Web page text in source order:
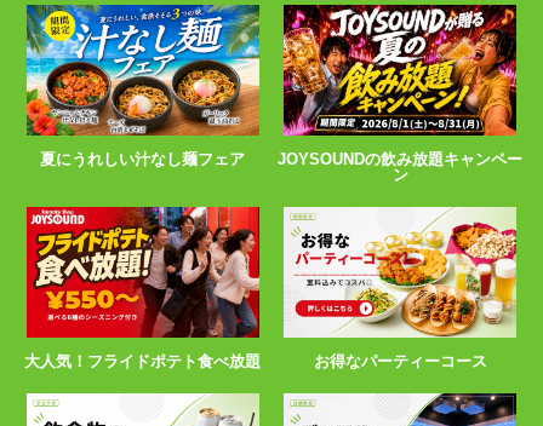
夏にうれしい汁なし麺フェア
JOYSOUNDの飲み放題キャンペー
ン
大人気！フライドポテト食べ放題 お得なパーティーコース